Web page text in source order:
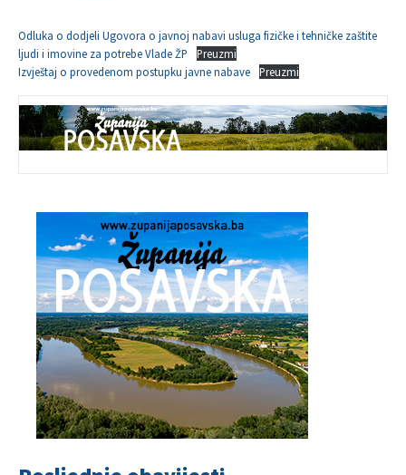
Odluka o dodjeli Ugovora o javnoj nabavi usluga fizičke i tehničke zaštite
ljudi i imovine za potrebe Vlade ŽP
Preuzmi
Izvještaj o provedenom postupku javne nabave
Preuzmi